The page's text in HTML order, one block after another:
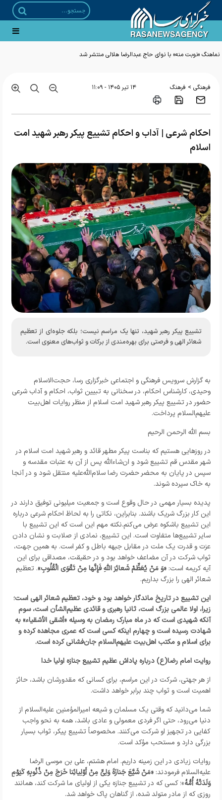
فرهنگی > فرهنگ ۱۴ تير ۱۴۰۵ - ۱۱:۰۹
احکام شرعی | آداب و احکام تشییع پیکر رهبر شهید امت
اسلام
تشییع پیکر رهبر شهید، تنها یک مراسم نیست؛ بلکه جلوه‌ای از تعظیم
شعائر الهی و فرصتی برای بهره‌مندی از برکات و ثواب‌های معنوی است.
به گزارش سرویس فرهنگی و اجتماعی خبرگزاری رسا، حجت‌الاسلام
وحیدی، کارشناس احکام، در سخنانی به تبیین ثواب، احکام و آداب شرعی
حضور در تشییع پیکر رهبر شهید امت اسلام از منظر روایات اهل‌بیت
علیهم‌السلام پرداخت.
بسم الله الرحمن الرحیم
در روزهایی هستیم که بناست پیکر مطهر قائد و رهبر شهید امت اسلام در
شهر مقدس قم تشییع شود و ان‌شاءالله پس از آن به عتبات مقدسه و
سپس در پایان به محضر حضرت رضا سلام‌الله‌علیه منتقل شود و در آنجا
به خاک سپرده شوند.
پدیده بسیار مهمی در حال وقوع است و جمعیت میلیونی توفیق دارند در
این کار بزرگ شریک باشند. بنابراین، نکاتی را به لحاظ احکام شرعی درباره
این تشییع باشکوه عرض می‌کنم.نکته مهم این است که این تشییع با
سایر تشییع‌ها متفاوت است. این تشییع، نمادی از صلابت و نشان دادن
عزت و قدرت یک ملت در مقابل جبهه باطل و کفر است. به همین جهت،
ثواب شرکت در آن مضاعف خواهد بود و در حقیقت، مصداقی برای این
آیه کریمه است: «وَ مَنْ یُعَظِّمْ شَعائِرَ اللَّهِ فَإِنَّها مِنْ تَقْوَی الْقُلُوبِ». تعظیم
شعائر الهی را بزرگ بداریم.
این تشییع در تاریخ ماندگار خواهد بود و خود، تعظیم شعائر الهی است؛
زیرا، اولا عالمی بزرگ است، ثانیا رهبری و قائدی عظیم‌الشأن است، سوم
آنکه شهیدی است که در ماه مبارک رمضان به وسیله «أشقی الأشقیاء» به
شهادت رسیده است و چهارم اینکه کسی است که عمری مجاهده کرده و
برای اسلام و مکتب اهل‌بیت علیهم‌السلام جان‌فشانی کرده است.
روایت امام رضا(ع) درباره پاداش عظیم تشییع جنازه اولیا خدا
از هر جهتی، شرکت در این مراسم، برای کسانی که مقدورشان باشد، حائز
اهمیت است و ثواب چند برابر خواهد داشت.
شما می‌دانید که وقتی یک مسلمان و شیعه امیرالمؤمنین علیه‌السلام از
دنیا می‌رود، حتی اگر فردی معمولی و عادی باشد، همه به نحو واجب
کفایی در تجهیز او شرکت می‌کنند. مخصوصاً تشییع پیکر، ثواب بسیار
بزرگی دارد و مستحب مؤکد است.
روایات زیادی در این زمینه داریم. امام هشتم، علی بن موسی الرضا
علیه‌السلام فرمودند: «مَنْ شَیَّعَ جَنازَةَ وَلِیٍّ مِنْ أَوْلِیائِنا خَرَجَ مِنْ ذُنُوبِهِ کَیَوْمِ
وَلَدَتْهُ أُمُّهُ»؛ کسی که در تشییع جنازه یکی از اولیای ما شرکت کند، همانند
روزی که از مادر متولد شده، از گناهان پاک خواهد شد.